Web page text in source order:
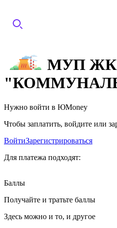
МУП
Нужно войти в ЮMoney
Чтобы заплатить, войдите или
ВойтиЗарегистрироваться
Для платежа подходят:
Баллы
Получайте и тратьте баллы
Здесь можно и то, и другое